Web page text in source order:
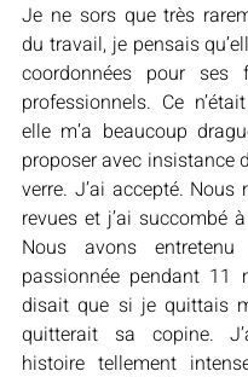
Je ne sors que très
du travail, je pensais
coordonnées pour ses
professionnels. Ce
elle m’a beaucoup
proposer avec insistance
verre. J’ai accepté. Nous
revues et j’ai succombé
Nous avons
passionnée pendant 11
disait que si je quittais
quitterait sa copine.
histoire tellement